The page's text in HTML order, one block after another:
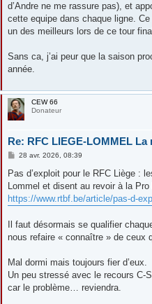
d’Andre ne me rassure pas), et
cette equipe dans chaque ligne.
un des meilleurs lors de ce tour
Sans ca, j’ai peur que la saison
année.
CEW 66
Donateur
Re: RFC LIEGE-LOMMEL
M
s
a
g
e
28 avr. 2026, 08:39
Pas d’exploit pour le RFC Liège :
Lommel et disent au revoir à la Pro
https://www.rtbf.be/article/pas-d-
Il faut désormais se qualifier
nous refaire « connaître » de ceux
Mal dormi mais toujours fier d’eux.
Un peu stressé avec le recours C-
car le problème… reviendra.